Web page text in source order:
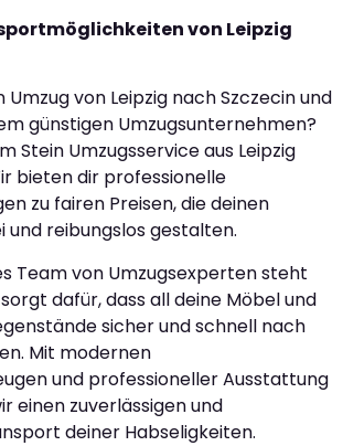
von Leipzig
Umzug von Leipzig nach Szczecin und
günstigen Umzugsunternehmen?
Stein Umzugsservice aus Leipzig
bieten dir professionelle
zu fairen Preisen, die deinen
und reibungslos gestalten.
Team von Umzugsexperten steht
dafür, dass all deine Möbel und
sicher und schnell nach
Mit modernen
und professioneller Ausstattung
einen zuverlässigen und
deiner Habseligkeiten.